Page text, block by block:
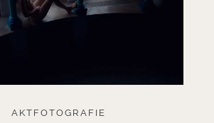
AKTFOTOGRAFIE